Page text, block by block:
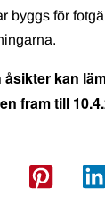
byggs för
kan
fram till